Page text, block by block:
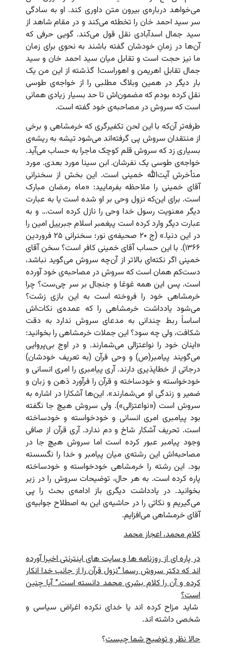
می‌خواهد درباره‌ی بیرون متن داوری کند. او به سادگی
سر سید احمد خان را تخطئه می‌کند و در مقام شاهد از
سید جمال اسدآبادی نقل قول می‌کند. گویی حرفی که
آن‌ها در زمانِ خودشان گفته باشند به نحوی برای زمان
ما نیز حجت است و تقابل میان سید احمد خان و سید
جمال تقابل اهریمن و اهوراست! گذشته از این من یک
بار دیگر در همین وبلاگ مطلبی را از خواجه‌ی طوسی
نقل کرده بودم که مضمون‌اش تا حد بسیار زیادی همانی
است که سروش در مصاحبه‌ی خود گفته است.
طرفه‌تر آن‌که با این لحن تکفیرگری که خرمشاهی و برخی
از منتقدان سروش پی گرفته‌اند می‌شود تیشه به ریشه‌ی
بسیاری زد که سروش قلم کوچک ماجرا به حساب می‌آید.
خواجه‌ی طوسی یک نفرشان. ابن سینا مورد بعدی. مورد
متأخرش آیت‌الله خمینی است. این بخش از سخنرانی
آقای خمینی را ملاحظه بفرمایید: «ماه رمضان مبارک
است. برای این‌که نزول وحی بر او شده است یا به عبارت
دیگر معنویت رسول خدا وحی را نازل کرده است… و به
عبارت دیگر وارد کرده است پیغمبر اسلام جبرییل امین را
در این دنیا.» (ج ۲۰ صحیفه‌ی نور؛ سخنرانی ۲۵ فروردین
۱۳۶۶). با این حساب آقای خمینی کافر است؟ سخن آقای
خمینی اگر نکته‌ای بالاتر از آن‌چه سروش می‌گوید نباشد،
دست‌کم همان است که سروش در مصاحبه‌ی خود آورده
است. پس این همه غوغا و جنجال بر سر چی‌ست؟ چرا
خرمشاهی خود را فروخته است به این بازی زشت؟
می‌شود یادداشت خرمشاهی را که عمده‌ی نکات‌اش
اساساً ربط چندانی به مدعای سروش ندارد به دقت
شکافت، ولی چه سود؟ این جملات خرمشاهی را بخوانید:
«اینان خود را نواعتزالی می‌شمارند. و در اوج بی‌پروایی
می‌گویند پیامبر(ص) و وحی قرآن (به تعریف خودشان)
درجاتی از خطاپذیری دارند. آری پیامبری را امری انسانی و
خودخواسته و خودساخته و قرآن را فرآورد ذهن و زبان و
ضمیر و زندگی او می‌شمارند». این‌ها آشکارا در اشاره به
سروش است («نواعتزالی»). ولی سروش هیچ جا نگفته
بود پیامبری امری انسانی و خودخواسته و خودساخته
است. تحریف آشکار شاخ و دم ندارد. آری قرآن از صافی
وجود پیامبر عبور کرده است اما سروش هیچ جا در
مصاحبه‌اش این رشته‌ی میان پیامبر و خدا را نگسسته
بود. این رشته را خرمشاهی خودخواسته و خودساخته
پاره کرده است. به هر حال، توضیحات سروش را در زیر
بخوانید. در یادداشت دیگری باز ادامه‌ی بحث را پی
می‌گیریم و نکاتی را در حاشیه‌ی این به اصطلاح جوابیه‌ی
آقای خرمشاهی می‌افزایم.
کلام محمد، اعجاز محمد
در پاره ای از روزنامه ها و سایت های اینترنتی اخیرا آورده
اند که دکتر سروش رسما "نزول قرآن را از جانب خدا انکار
کرده و آن را کلام بشری محمد دانسته است." آیا چنین
است؟
شاید مزاح کرده اند یا خدای نکرده اغراض سیاسی و
شخصی داشته اند.
حالا نظر و توضیح شما چیست؟